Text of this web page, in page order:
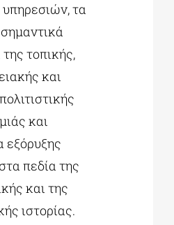
τα
της τοπικής,
και
και
εξόρυξης
πεδία της
και της
ιστορίας.